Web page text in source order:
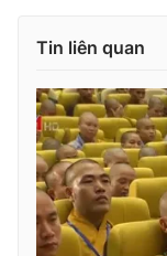
Tin liên quan